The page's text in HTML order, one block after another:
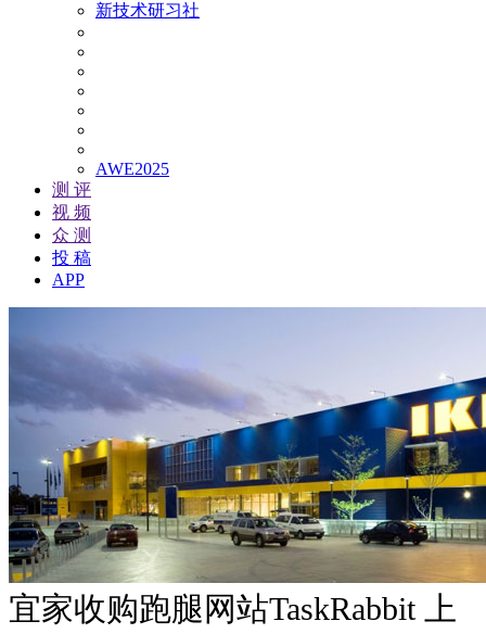
新技术研习社
AWE2025
测 评
视 频
众 测
投 稿
APP
宜家收购跑腿网站TaskRabbit 上